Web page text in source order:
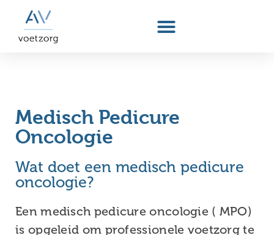
Medisch Pedicure
Oncologie
Wat doet een medisch pedicure
oncologie?
Een medisch pedicure oncologie ( MPO)
is opgeleid om professionele voetzorg te